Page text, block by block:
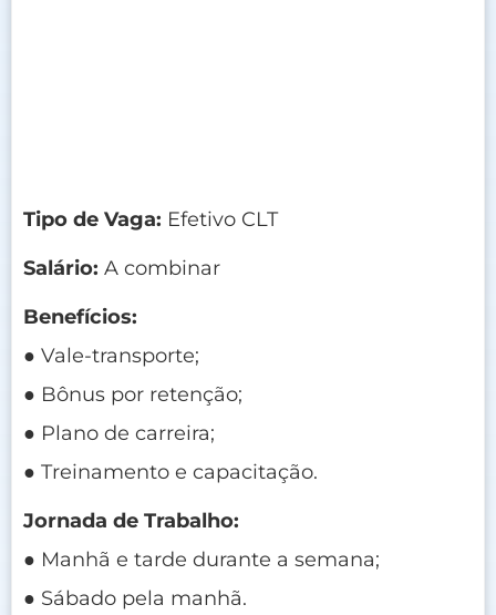
Tipo de Vaga: Efetivo CLT
Salário: A combinar
Benefícios:
● Vale-transporte;
● Bônus por retenção;
● Plano de carreira;
● Treinamento e capacitação.
Jornada de Trabalho:
● Manhã e tarde durante a semana;
● Sábado pela manhã.